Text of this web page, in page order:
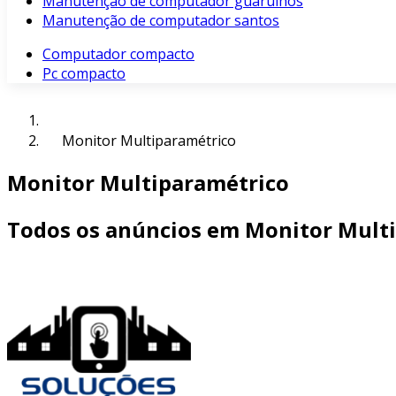
Manutenção de computador santos
Computador compacto
Pc compacto
Monitor Multiparamétrico
Monitor Multiparamétrico
Todos os anúncios em Monitor